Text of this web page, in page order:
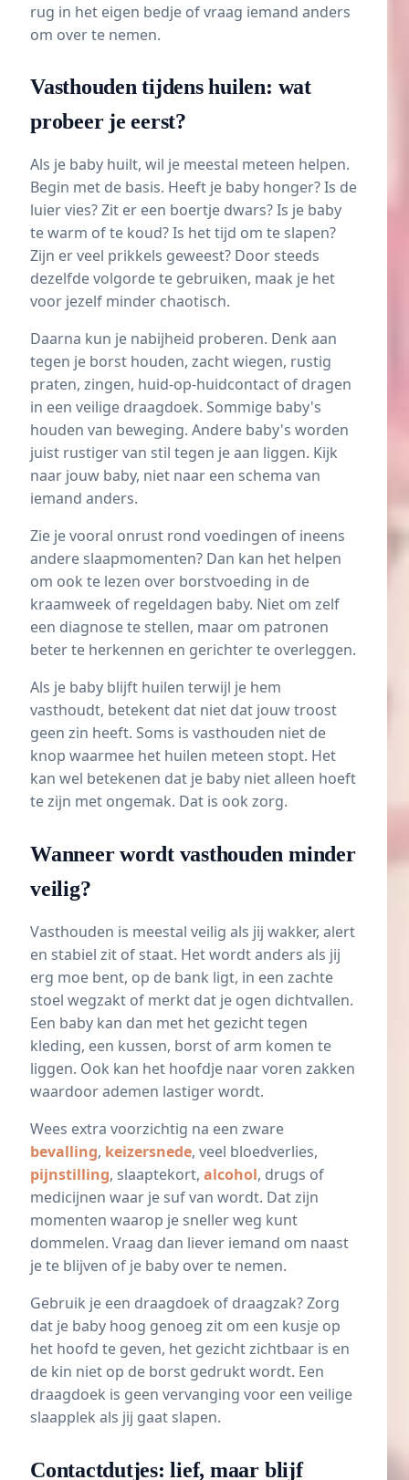
rug in het eigen bedje of vraag iemand anders
om over te nemen.
Vasthouden tijdens huilen: wat
probeer je eerst?
Als je baby huilt, wil je meestal meteen helpen.
Begin met de basis. Heeft je baby honger? Is de
luier vies? Zit er een boertje dwars? Is je baby
te warm of te koud? Is het tijd om te slapen?
Zijn er veel prikkels geweest? Door steeds
dezelfde volgorde te gebruiken, maak je het
voor jezelf minder chaotisch.
Daarna kun je nabijheid proberen. Denk aan
tegen je borst houden, zacht wiegen, rustig
praten, zingen, huid-op-huidcontact of dragen
in een veilige draagdoek. Sommige baby's
houden van beweging. Andere baby's worden
juist rustiger van stil tegen je aan liggen. Kijk
naar jouw baby, niet naar een schema van
iemand anders.
Zie je vooral onrust rond voedingen of ineens
andere slaapmomenten? Dan kan het helpen
om ook te lezen over borstvoeding in de
kraamweek of regeldagen baby. Niet om zelf
een diagnose te stellen, maar om patronen
beter te herkennen en gerichter te overleggen.
Als je baby blijft huilen terwijl je hem
vasthoudt, betekent dat niet dat jouw troost
geen zin heeft. Soms is vasthouden niet de
knop waarmee het huilen meteen stopt. Het
kan wel betekenen dat je baby niet alleen hoeft
te zijn met ongemak. Dat is ook zorg.
Wanneer wordt vasthouden minder
veilig?
Vasthouden is meestal veilig als jij wakker, alert
en stabiel zit of staat. Het wordt anders als jij
erg moe bent, op de bank ligt, in een zachte
stoel wegzakt of merkt dat je ogen dichtvallen.
Een baby kan dan met het gezicht tegen
kleding, een kussen, borst of arm komen te
liggen. Ook kan het hoofdje naar voren zakken
waardoor ademen lastiger wordt.
Wees extra voorzichtig na een zware
bevalling, keizersnede, veel bloedverlies,
pijnstilling, slaaptekort, alcohol, drugs of
medicijnen waar je suf van wordt. Dat zijn
momenten waarop je sneller weg kunt
dommelen. Vraag dan liever iemand om naast
je te blijven of je baby over te nemen.
Gebruik je een draagdoek of draagzak? Zorg
dat je baby hoog genoeg zit om een kusje op
het hoofd te geven, het gezicht zichtbaar is en
de kin niet op de borst gedrukt wordt. Een
draagdoek is geen vervanging voor een veilige
slaapplek als jij gaat slapen.
Contactdutjes: lief, maar blijf